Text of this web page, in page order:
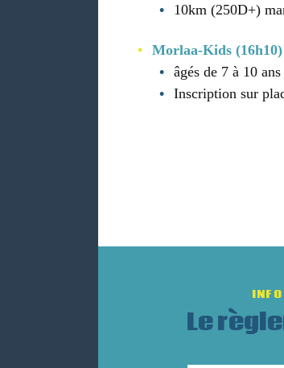
10km (250D+)
Morlaa-Kids (16h10)
âgés de 7 à 10
Inscription sur
INFO
Le